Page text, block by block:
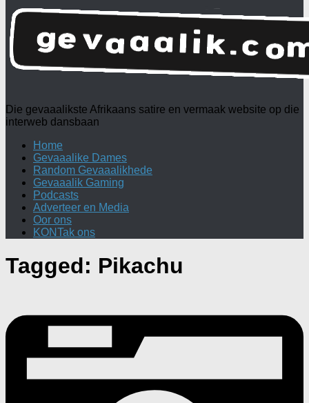
Die gevaaalikste Afrikaans satire en vermaak website op die
interweb dansbaan
Home
Gevaaalike Dames
Random Gevaaalikhede
Gevaaalik Gaming
Podcasts
Adverteer en Media
Oor ons
KONTak ons
Tagged: Pikachu